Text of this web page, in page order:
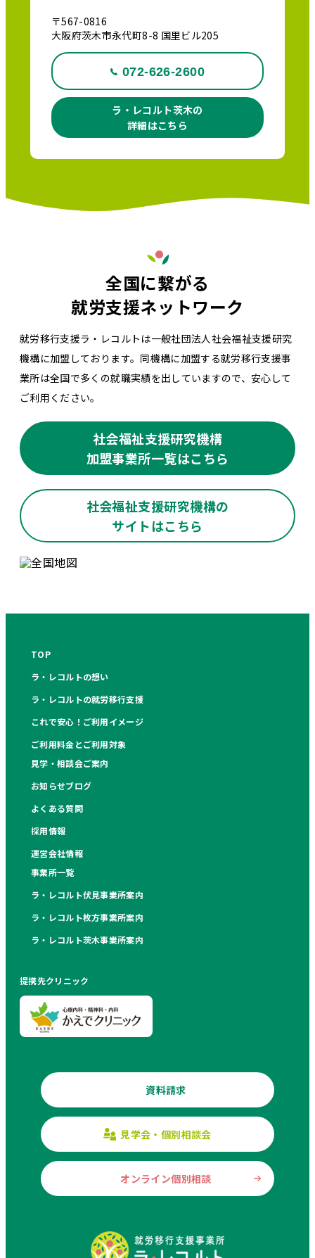
〒567-0816
大阪府茨木市永代町8-8 国里ビル205
072-626-2600
ラ・レコルト茨木の
詳細はこちら
全国に繋がる
就労支援ネットワーク
就労移行支援ラ・レコルトは一般社団法人社会福祉支援研究
機構に加盟しております。同機構に加盟する就労移行支援事
業所は全国で多くの就職実績を出していますので、安心して
ご利用ください。
社会福祉支援研究機構
加盟事業所一覧はこちら
社会福祉支援研究機構の
サイトはこちら
TOP
ラ・レコルトの想い
ラ・レコルトの就労移行支援
これで安心！ご利用イメージ
ご利用料金とご利用対象
見学・相談会ご案内
お知らせブログ
よくある質問
採用情報
運営会社情報
事業所一覧
ラ・レコルト伏見事業所案内
ラ・レコルト枚方事業所案内
ラ・レコルト茨木事業所案内
提携先クリニック
資料請求
見学会・個別相談会
オンライン個別相談